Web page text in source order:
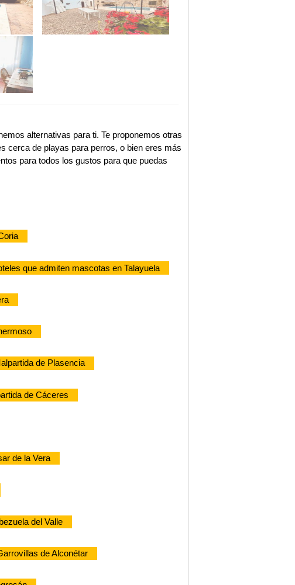
alternativas para ti. Te proponemos otras
cerca de playas para perros, o bien eres más
para todos los gustos para que puedas
que admiten mascotas en Talayuela
de Plasencia
de Cáceres
de la Vera
del Valle
de Alconétar